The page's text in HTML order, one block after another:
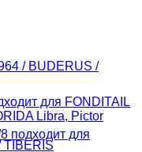
для FONDITAIL
Libra, Pictor